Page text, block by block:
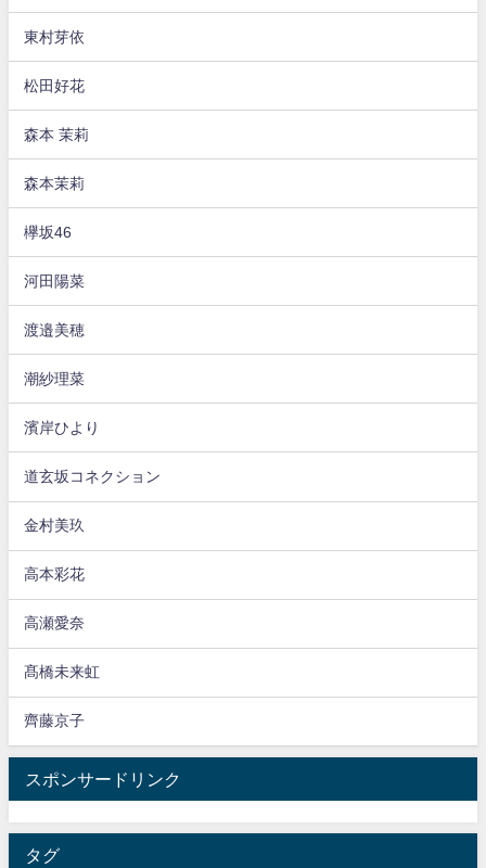
東村芽依
松田好花
森本 茉莉
森本茉莉
欅坂46
河田陽菜
渡邉美穂
潮紗理菜
濱岸ひより
道玄坂コネクション
金村美玖
高本彩花
高瀬愛奈
髙橋未来虹
齊藤京子
スポンサードリンク
タグ